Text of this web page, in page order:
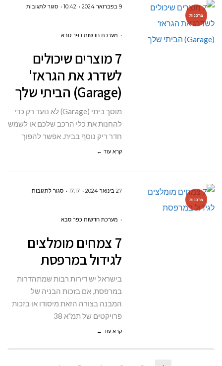
צרכנות
9 בפברואר 2024 10:42 סגור לתגובותעל
הגראז'
הביתי
מערכת חדשות כפר סבא
7 מוצרים שיכולים
לשדרג את הגראז'
(Garage) הביתי שלך
מוסך ביתי (Garage) לא נועד רק כדי
להחנות את כלי הרכב שלכם או לשמש
חדר ריק נוסף בבית. אפשר להפוך
קרא עוד ←
צרכנות
27 בינואר 2024 17:17 סגור לתגובותעל
לגידול
מערכת חדשות כפר סבא
7 צמחים מומלצים
לגידול במרפסת
בישראל יש דירות רבות שמתהדרות
במרפסת, אם בזכות הבניה של
המבנה בצורה הזאת מיסודו או בזכות
פרויקטים של תמ"א 38
קרא עוד ←